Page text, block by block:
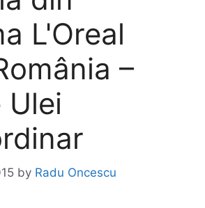
L'Oreal
–
Ulei
by Radu Oncescu